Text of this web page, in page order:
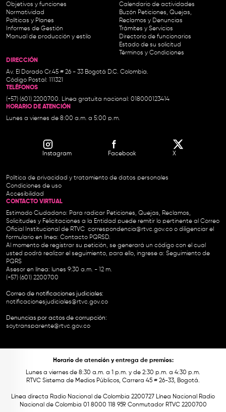
Objetivos y funciones
Normatividad
Políticas y Planes
Informes de Gestión
Manual de producción y estilo
Calendario de actividades
Buzón Peticiones, Quejas,
Reclamos y Denuncias
Trámites y Servicios
Directorio de funcionarios
Estado de su solicitud
Términos y Condiciones
DIRECCIÓN
Av. El Dorado Cr.45 # 26 - 33 Bogotá D.C. Colombia.
Código Postal: 111321
TELÉFONOS
(+57) (601) 2200700. Línea gratuita nacional: 018000123414
HORARIO DE ATENCIÓN
Lunes a viernes de 8:00 a.m. a 5:00 p.m.
Instagram Facebook X
Política de privacidad y tratamiento de datos personales
Condiciones de uso
Accesibilidad
CONTACTO VIRTUAL
Estimado Ciudadano: Para radicar Peticiones, Quejas, Reclamos,
Solicitudes y Felicitaciones a la Entidad puede remitir lo pertinente al Correo
Oficial Institucional de RTVC correspondencia@rtvc.gov.co o diligenciar el
formulario en línea: Contacto PQRSD.
Al momento de registrar su petición, se generará un código con el cual
usted podrá realizar el seguimiento, para ello, ingrese a: Seguimiento de
PQRS
Asesor en línea: lunes 9:30 a.m. - 12 m.
(+57) (601) 2200700
Correo de notificaciones judiciales:
notificacionesjudiciales@rtvc.gov.co
Denuncias por actos de corrupción:
soytransparente@rtvc.gov.co
Horario de atención y entrega de premios:
Lunes a viernes de 8:30 a.m. a 1 p.m. y de 2:30 p.m. a 4:30 p.m.
RTVC Sistema de Medios Públicos, Carrera 45 # 26-33, Bogotá.
Línea directa Radio Nacional de Colombia 2200727 Línea Nacional Radio
Nacional de Colombia 01 8000 118 959. Conmutador RTVC 2200700